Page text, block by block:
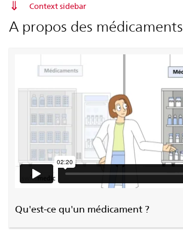
Context sidebar
A propos des médicaments
Qu'est-ce qu'un médicament ?